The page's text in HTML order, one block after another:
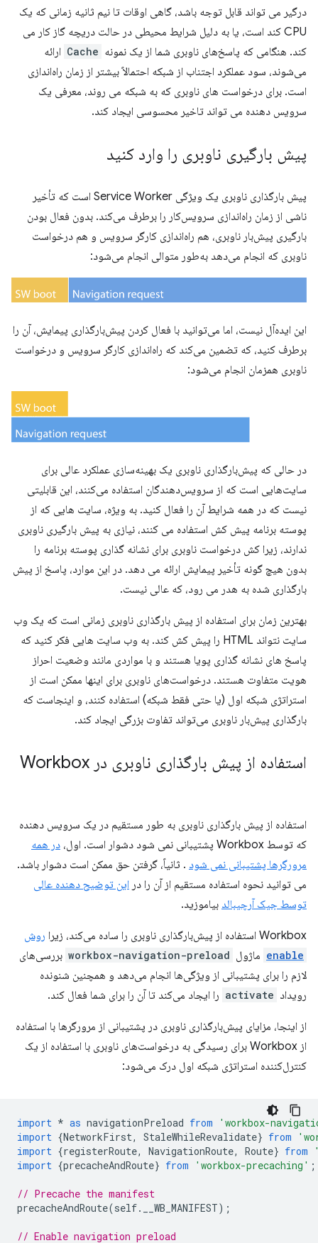
درگیر می تواند قابل توجه باشد، گاهی اوقات تا نیم ثانیه زمانی که یک
CPU کند است، یا به دلیل شرایط محیطی در حالت دریچه گاز کار می
کند. هنگامی که پاسخ‌های ناوبری شما از یک نمونه Cache ارائه
می‌شوند، سود عملکرد اجتناب از شبکه احتمالاً بیشتر از زمان راه‌اندازی
است. برای درخواست های ناوبری که به شبکه می روند، معرفی یک
سرویس دهنده می تواند تاخیر محسوسی ایجاد کند.
پیش بارگیری ناوبری را وارد کنید
پیش بارگذاری ناوبری یک ویژگی Service Worker است که تأخیر
ناشی از زمان راه‌اندازی سرویس‌کار را برطرف می‌کند. بدون فعال بودن
بارگیری پیش‌بار ناوبری، هم راه‌اندازی کارگر سرویس و هم درخواست
ناوبری که انجام می‌دهد به‌طور متوالی انجام می‌شود:
این ایده‌آل نیست، اما می‌توانید با فعال کردن پیش‌بارگذاری پیمایش، آن را
برطرف کنید، که تضمین می‌کند که راه‌اندازی کارگر سرویس و درخواست
ناوبری همزمان انجام می‌شود:
در حالی که پیش‌بارگذاری ناوبری یک بهینه‌سازی عملکرد عالی برای
سایت‌هایی است که از سرویس‌دهندگان استفاده می‌کنند، این قابلیتی
نیست که در همه شرایط آن را فعال کنید. به ویژه، سایت هایی که از
پوسته برنامه پیش کش استفاده می کنند، نیازی به پیش بارگیری ناوبری
ندارند، زیرا کش درخواست ناوبری برای نشانه گذاری پوسته برنامه را
بدون هیچ گونه تأخیر پیمایش ارائه می دهد. در این موارد، پاسخ از پیش
بارگذاری شده به هدر می رود، که عالی نیست.
بهترین زمان برای استفاده از پیش بارگذاری ناوبری زمانی است که یک وب
سایت نتواند HTML را پیش کش کند. به وب سایت هایی فکر کنید که
پاسخ های نشانه گذاری پویا هستند و با مواردی مانند وضعیت احراز
هویت متفاوت هستند. درخواست‌های ناوبری برای اینها ممکن است از
استراتژی شبکه اول (یا حتی فقط شبکه) استفاده کنند، و اینجاست که
بارگذاری پیش‌بار ناوبری می‌تواند تفاوت بزرگی ایجاد کند.
استفاده از پیش بارگذاری ناوبری در Workbox
استفاده از پیش بارگذاری ناوبری به طور مستقیم در یک سرویس دهنده
که توسط Workbox پشتیبانی نمی شود دشوار است. اول،
در همه
مرورگرها پشتیبانی نمی شود . ثانیاً، گرفتن حق ممکن است دشوار باشد.
می توانید نحوه استفاده مستقیم از آن را در این توضیح دهنده عالی
توسط جیک آرچیبالد بیاموزید.
Workbox استفاده از پیش‌بارگذاری ناوبری را ساده می‌کند، زیرا روش
enable ماژول workbox-navigation-preload بررسی‌های
لازم را برای پشتیبانی از ویژگی‌ها انجام می‌دهد و همچنین شنونده
رویداد activate را ایجاد می‌کند تا آن را برای شما فعال کند.
از اینجا، مزایای پیش‌بارگذاری ناوبری در پشتیبانی از مرورگرها با استفاده
از Workbox برای رسیدگی به درخواست‌های ناوبری با استفاده از یک
کنترل‌کننده استراتژی شبکه اول درک می‌شود:
import * as navigationPreload from
'workbox-
import {NetworkFirst, StaleWhileRevalidate} from
import {registerRoute, NavigationRoute, Route} from
import {precacheAndRoute} from 'workbox-precaching' ;
// Precache the manifest
precacheAndRoute(self. __WB_MANIFEST);
// Enable navigation preload